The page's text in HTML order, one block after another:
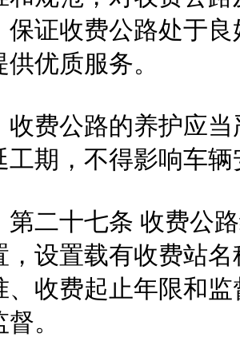
保证收费公路处于
供优质服务。
公路的养护应当
工期，不得影响车
十七条 收费公路
，设置载有收费站
、收费起止年限和
。